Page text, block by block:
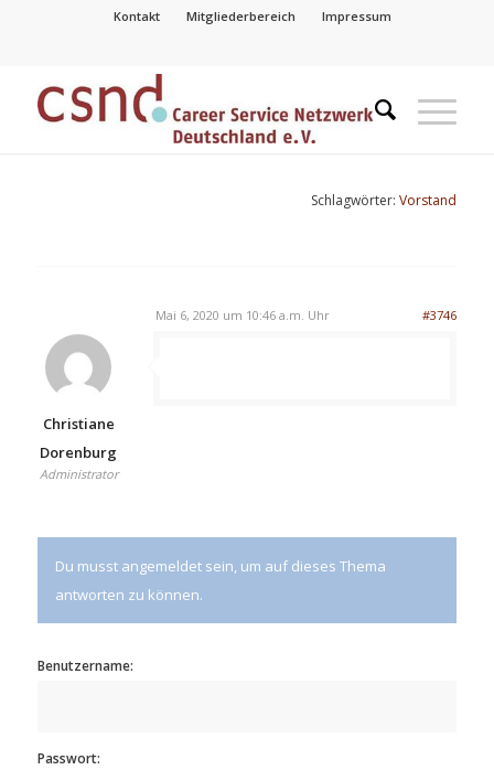
Kontakt Mitgliederbereich Impressum
Schlagwörter:Vorstand
Mai 6, 2020 um 10:46 a.m. Uhr #3746
Christiane
Dorenburg
Administrator
Du musst angemeldet sein, um auf dieses Thema
antworten zu können.
Benutzername:
Passwort: